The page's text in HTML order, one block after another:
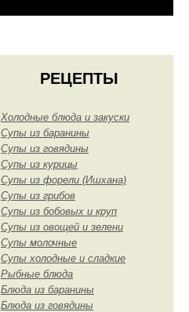
РЕЦЕПТЫ
Холодные блюда и закуски
Супы из баранины
Супы из говядины
Супы из курицы
Супы из форели (Ишхана)
Супы из грибов
Супы из бобовых и круп
Супы из овощей и зелени
Супы молочные
Супы холодные и сладкие
Рыбные блюда
Блюда из баранины
Блюда из говядины